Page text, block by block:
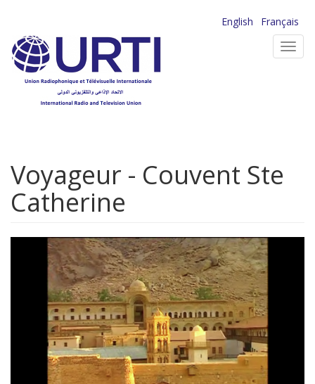
contenu
principal
English
Français
Voyageur - Couvent Ste
Catherine